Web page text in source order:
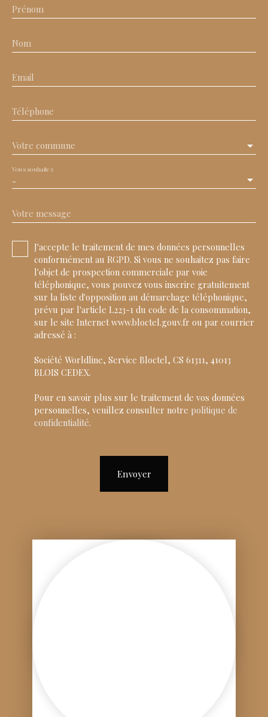
Prénom
Nom
Email
Téléphone
Votre commune
-
Vous souhaitez
Votre message
J'accepte le traitement de mes données personnelles
conformément au RGPD. Si vous ne souhaitez pas faire
l'objet de prospection commerciale par voie
téléphonique, vous pouvez vous inscrire gratuitement
sur la liste d'opposition au démarchage téléphonique,
prévu par l'article L223-1 du code de la consommation,
sur le site Internet www.bloctel.gouv.fr ou par courrier
adressé à :
Société Worldline, Service Bloctel, CS 61311, 41013
BLOIS CEDEX.
Pour en savoir plus sur le traitement de vos données
personnelles, veuillez consulter notre politique de
confidentialité.
Envoyer